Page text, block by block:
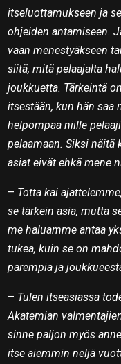
itseluottamukseen ja
ohjeiden antamiseen.
vaan menestyäkseen
siitä, mitä pelaajalta
joukkuetta. Tärkeintä
itsestään, kun hän saa
helpompaa niille
pelaamaan. Siksi näitä
asiat eivät ehkä mene
– Totta kai
se tärkein asia, mutta
me haluamme antaa
tukea, kuin se on
parempia ja
– Tulen itseasiassa
Akatemian
sinne paljon myös
itse aiemmin neljä